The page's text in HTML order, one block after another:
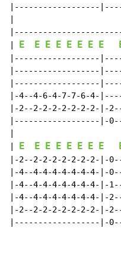
|------------------
E E E E E E E E
|------------------
|------------------
|------------------
|-4--4-6-4-7-7-6-4-
|-2--2-2-2-2-2-2-2-|-
|------------------|-
E E E E E E E E
|-2--2-2-2-2-2-2-2-|-
|-4--4-4-4-4-4-4-4-|-
|-4--4-4-4-4-4-4-4-|-
|-4--4-4-4-4-4-4-4-|-
|-2--2-2-2-2-2-2-2-|-
|------------------|-